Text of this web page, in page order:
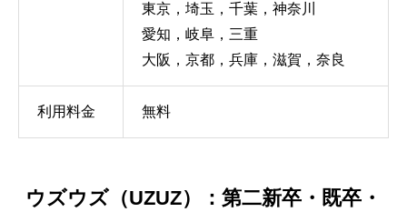
東京，埼玉，千葉，神奈川
愛知，岐阜，三重
大阪，京都，兵庫，滋賀，奈良
利用料金 無料
ウズウズ（UZUZ）：第二新卒・既卒・